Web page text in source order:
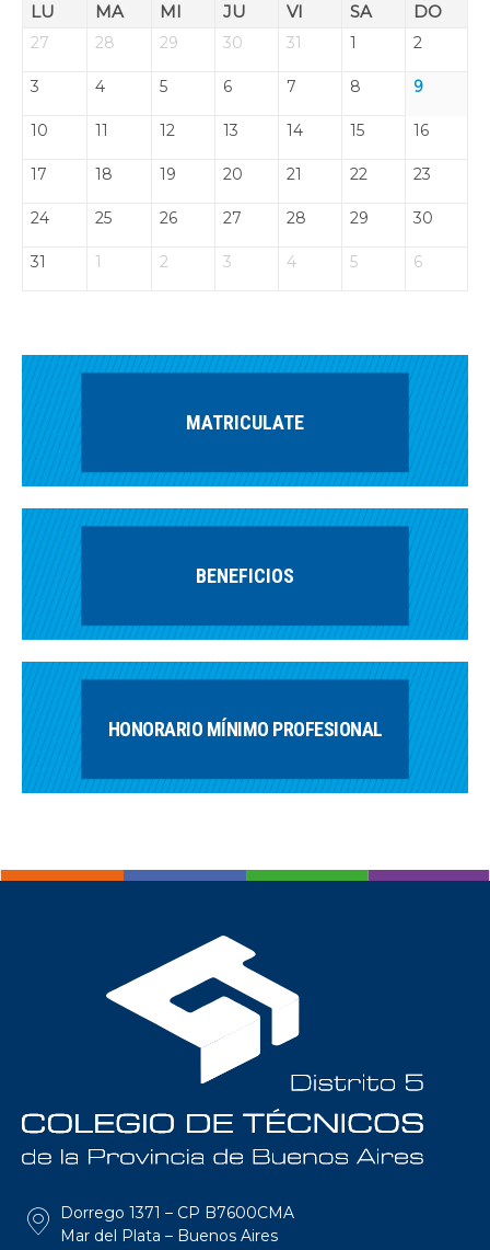
LU MA MI JU VI SA DO
27 28 29 30 31 1 2
3 4 5 6 7 8 9
10 11 12 13 14 15 16
17 18 19 20 21 22 23
24 25 26 27 28 29 30
31 1 2 3 4 5 6
MATRICULATE
BENEFICIOS
HONORARIO MÍNIMO PROFESIONAL
Dorrego 1371 – CP B7600CMA
Mar del Plata – Buenos Aires